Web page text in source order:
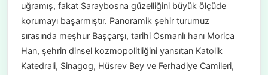
uğramış, fakat Saraybosna güzelliğini büyük ölçüde
korumayı başarmıştır. Panoramik şehir turumuz
sırasında meşhur Başçarşı, tarihi Osmanlı hanı Morica
Han, şehrin dinsel kozmopolitliğini yansıtan Katolik
Katedrali, Sinagog, Hüsrev Bey ve Ferhadiye Camileri,